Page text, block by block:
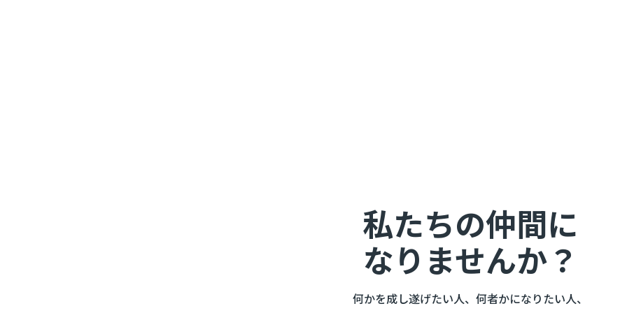
私たちの仲間に
なりませんか？
何かを成し遂げたい人、何者かになりたい人、